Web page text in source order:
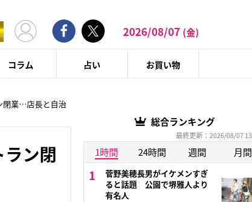
2026/08/07 (金)
コラム 占い お買い物
閉業…店長と自治
ン閉
総合ランキング
最終更新：2026/08/07
1時間 24時間 週間 月間
菅野美穂長男がイケメンすぎ
ると話題 公園で堺雅人より
有名人